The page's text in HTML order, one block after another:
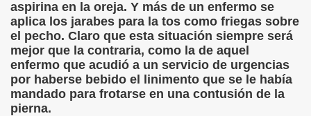
aspirina en la oreja. Y más de un enfermo se
aplica los jarabes para la tos como friegas sobre
el pecho. Claro que esta situación siempre será
mejor que la contraria, como la de aquel
enfermo que acudió a un servicio de urgencias
por haberse bebido el linimento que se le había
mandado para frotarse en una contusión de la
pierna.